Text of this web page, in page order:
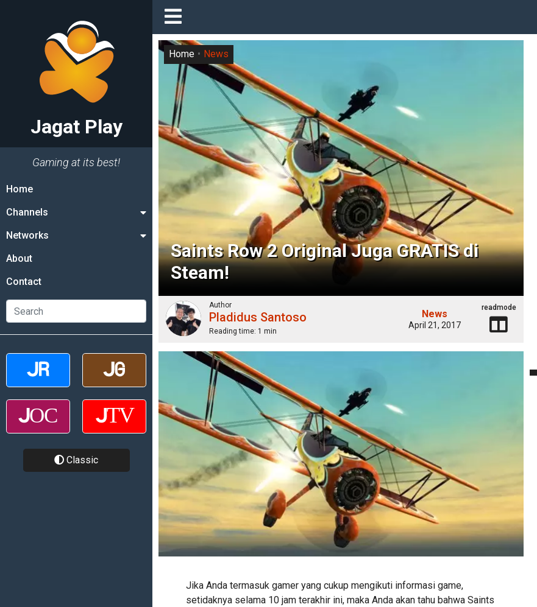
Jagat Play
Gaming at its best!
Home
Channels
Networks
About
Contact
Classic
Saints Row 2 Original Juga GRATIS di
Steam!
Home News
Author
Pladidus Santoso
Reading time: 1 min
News
April 21, 2017
readmode
Jika Anda termasuk gamer yang cukup mengikuti informasi game,
setidaknya selama 10 jam terakhir ini, maka Anda akan tahu bahwa Saints